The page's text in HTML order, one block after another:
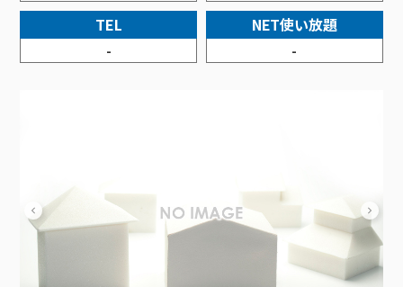
オプションサービス
インターネットギガシェアプラン
auスマートバリュー
auまとめトーク
機種⼀覧
オプションサービス
ポラリンでんき×ポテト
ポテトでんき
暮らしを快適にするサービストップ
ポテトライフメール
TEL
-
NET使い放題
-